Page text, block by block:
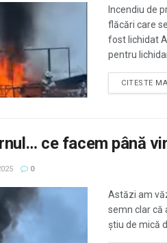
Incendiu de
flăcări care
fost lichidat
pentru
CITESTE
ce facem până
0
Astăzi am
semn clar că
știu de mică